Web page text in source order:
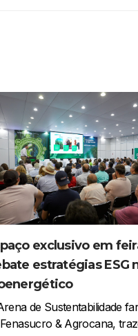
exclusivo em
estratégias ESG
de Sustentabilidade
& Agrocana,